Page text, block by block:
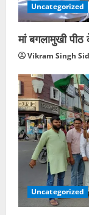
Uncategorized
मां बगलामुखी पीठ
Vikram Singh
Uncategorized